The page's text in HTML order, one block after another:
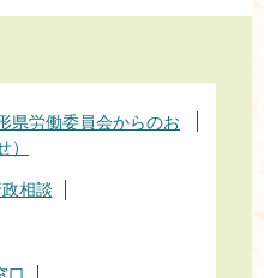
県労働委員会からのお
）
相談
口